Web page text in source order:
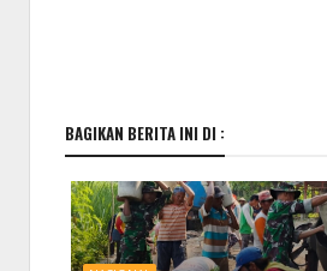
BAGIKAN BERITA INI DI :